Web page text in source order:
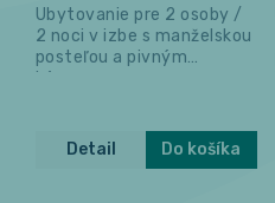
Ubytovanie pre 2 osoby /
2 noci v izbe s manželskou
posteľou a pivným
kúpeľom
Detail Do košíka